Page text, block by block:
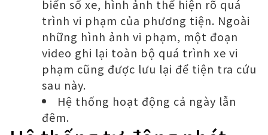
biển số xe, hình ảnh thể hiện rõ quá
trình vi phạm của phương tiện. Ngoài
những hình ảnh vi phạm, một đoạn
video ghi lại toàn bộ quá trình xe vi
phạm cũng được lưu lại để tiện tra cứu
sau này.
Hệ thống hoạt động cả ngày lẫn
đêm.